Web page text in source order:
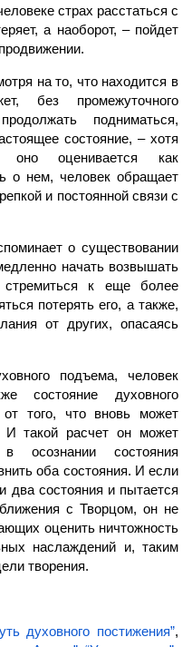
страх расстаться с
а наоборот, – пойдет
на то, что находится в
без промежуточного
подниматься,
состояние, – хотя
оно оценивается как
о нем, человек обращает
и постоянной связи с
о существовании
начать возвышать
к еще более
потерять его, а также,
от других, опасаясь
подъема, человек
состояние духовного
того, что вновь может
И такой расчет он может
осознании состояния
оба состояния. И если
два состояния и пытается
с Творцом, он не
оценить ничтожность
наслаждений и, таким
творения.
духовного постижения”,